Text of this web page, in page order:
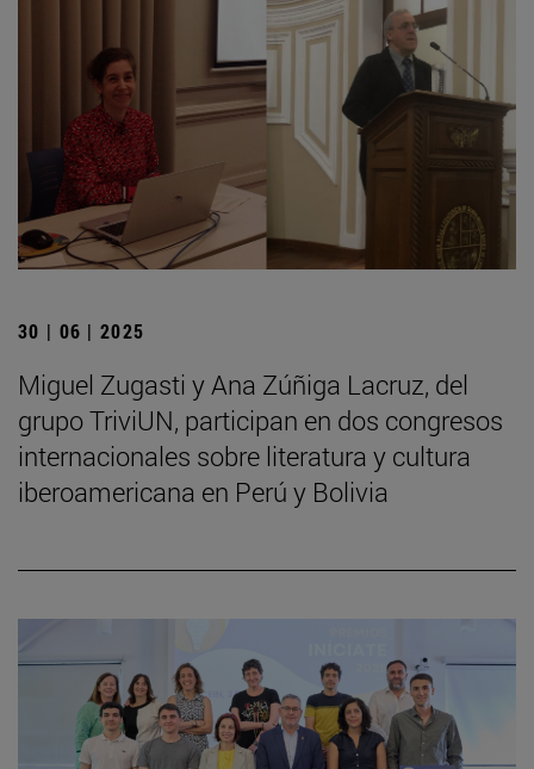
30 | 06 | 2025
Miguel Zugasti y Ana Zúñiga Lacruz, del
grupo TriviUN, participan en dos congresos
internacionales sobre literatura y cultura
iberoamericana en Perú y Bolivia